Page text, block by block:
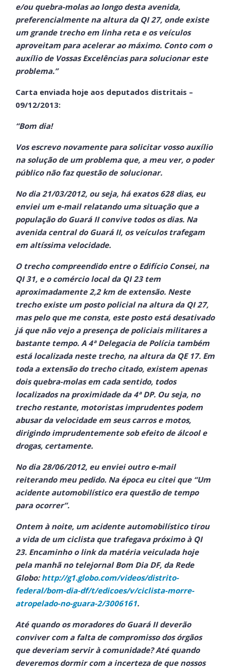
e/ou quebra-molas ao longo desta avenida,
preferencialmente na altura da QI 27, onde existe
um grande trecho em linha reta e os veículos
aproveitam para acelerar ao máximo. Conto com o
auxílio de Vossas Excelências para solucionar este
problema.”
Carta enviada hoje aos deputados distritais –
09/12/2013:
“Bom dia!
Vos escrevo novamente para solicitar vosso auxílio
na solução de um problema que, a meu ver, o poder
público não faz questão de solucionar.
No dia 21/03/2012, ou seja, há exatos 628 dias, eu
enviei um e-mail relatando uma situação que a
população do Guará II convive todos os dias. Na
avenida central do Guará II, os veículos trafegam
em altíssima velocidade.
O trecho compreendido entre o Edifício Consei, na
QI 31, e o comércio local da QI 23 tem
aproximadamente 2,2 km de extensão. Neste
trecho existe um posto policial na altura da QI 27,
mas pelo que me consta, este posto está desativado
já que não vejo a presença de policiais militares a
bastante tempo. A 4ª Delegacia de Polícia também
está localizada neste trecho, na altura da QE 17. Em
toda a extensão do trecho citado, existem apenas
dois quebra-molas em cada sentido, todos
localizados na proximidade da 4ª DP. Ou seja, no
trecho restante, motoristas imprudentes podem
abusar da velocidade em seus carros e motos,
dirigindo imprudentemente sob efeito de álcool e
drogas, certamente.
No dia 28/06/2012, eu enviei outro e-mail
reiterando meu pedido. Na época eu citei que “Um
acidente automobilístico era questão de tempo
para ocorrer”.
Ontem à noite, um acidente automobilístico tirou
a vida de um ciclista que trafegava próximo à QI
23. Encaminho o link da matéria veiculada hoje
pela manhã no telejornal Bom Dia DF, da Rede
Globo:http://g1.globo.com/videos/distrito-
federal/bom-dia-df/t/edicoes/v/ciclista-morre-
atropelado-no-guara-2/3006161.
Até quando os moradores do Guará II deverão
conviver com a falta de compromisso dos órgãos
que deveriam servir à comunidade? Até quando
deveremos dormir com a incerteza de que nossos